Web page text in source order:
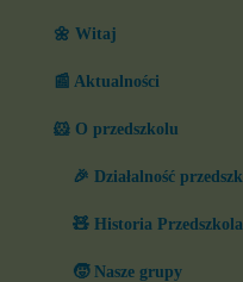
🌼 Witaj
📰 Aktualności
🐹 O przedszkolu
🎉 Działalność
🧸 Historia Przedszkola
🧒 Nasze grupy